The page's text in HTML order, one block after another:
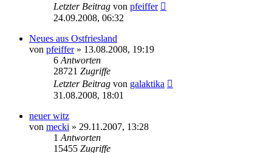
Letzter Beitrag von pfeiffer
24.09.2008, 06:32
Neues aus Ostfriesland
von pfeiffer» 13.08.2008, 19:19
6 Antworten
28721 Zugriffe
Letzter Beitrag von galaktika
31.08.2008, 18:01
neuer witz
von mecki » 29.11.2007, 13:28
1 Antworten
15455 Zugriffe